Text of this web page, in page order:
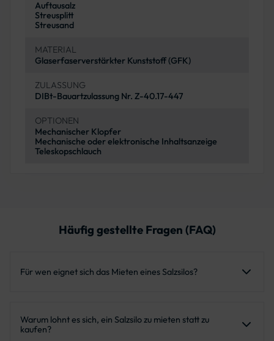
Auftausalz
Streusplitt
Streusand
MATERIAL
Glaserfaserverstärkter Kunststoff (GFK)
ZULASSUNG
DIBt-Bauartzulassung Nr. Z-40.17-447
OPTIONEN
Mechanischer Klopfer
Mechanische oder elektronische Inhaltsanzeige
Teleskopschlauch
Häufig gestellte Fragen (FAQ)
Für wen eignet sich das Mieten eines Salzsilos?
und Logistikbetriebe, die kurzfristig großen Salzbedarf
Warum lohnt es sich, ein Salzsilo zu mieten statt zu
kaufen?